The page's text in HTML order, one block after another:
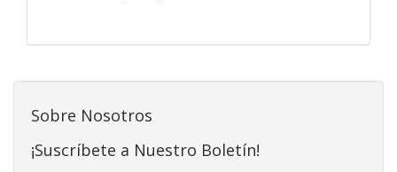
Sobre Nosotros
¡Suscríbete a Nuestro Boletín!